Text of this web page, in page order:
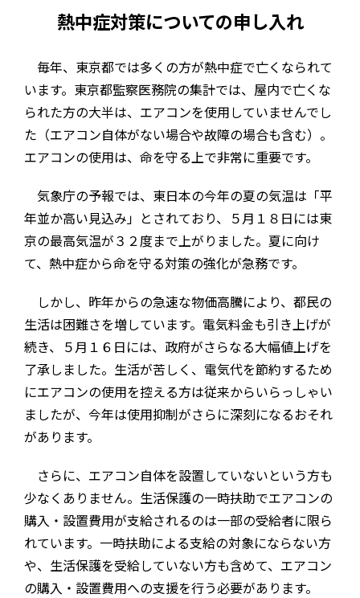
熱中症対策についての申し入れ
毎年、東京都では多くの方が熱中症で亡くなられて
います。東京都監察医務院の集計では、屋内で亡くな
られた方の大半は、エアコンを使用していませんでし
た（エアコン自体がない場合や故障の場合も含む）。
エアコンの使用は、命を守る上で非常に重要です。
気象庁の予報では、東日本の今年の夏の気温は「平
年並か高い見込み」とされており、５月１８日には東
京の最高気温が３２度まで上がりました。夏に向け
て、熱中症から命を守る対策の強化が急務です。
しかし、昨年からの急速な物価高騰により、都民の
生活は困難さを増しています。電気料金も引き上げが
続き、５月１６日には、政府がさらなる大幅値上げを
了承しました。生活が苦しく、電気代を節約するため
にエアコンの使用を控える方は従来からいらっしゃい
ましたが、今年は使用抑制がさらに深刻になるおそれ
があります。
さらに、エアコン自体を設置していないという方も
少なくありません。生活保護の一時扶助でエアコンの
購入・設置費用が支給されるのは一部の受給者に限ら
れています。一時扶助による支給の対象にならない方
や、生活保護を受給していない方も含めて、エアコン
の購入・設置費用への支援を行う必要があります。